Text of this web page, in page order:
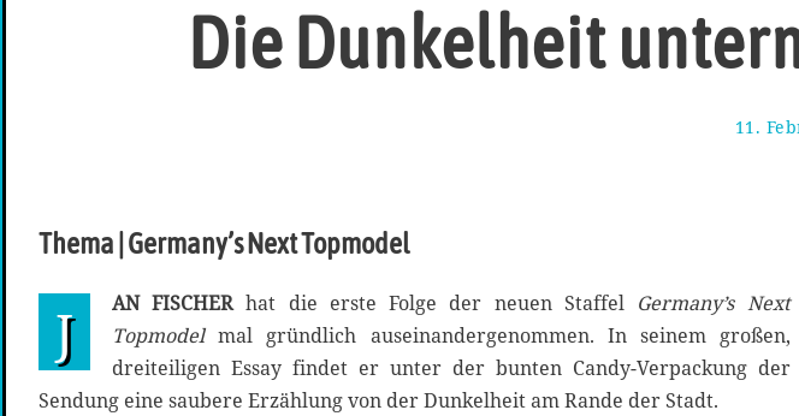
Die Dunkelheit
11.
Thema | Germany’s Next Topmodel
J AN FISCHERhat die erste Folge der neuen Staffel Germany’s Next
Topmodelmal gründlich auseinandergenommen. In seinem großen,
dreiteiligen Essay findet er unter der bunten Candy-Verpackung der
Sendung eine saubere Erzählung von der Dunkelheit am Rande der Stadt.